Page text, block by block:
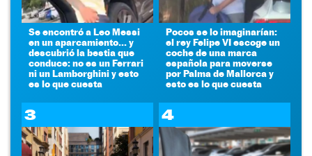
Se encontró a Leo Messi
en un aparcamiento... y
descubrió la bestia que
conduce: no es un Ferrari
ni un Lamborghini y esto
es lo que cuesta
Pocos se lo imaginarían:
el rey Felipe VI escoge un
coche de una marca
española para moverse
por Palma de Mallorca y
esto es lo que cuesta
3 4